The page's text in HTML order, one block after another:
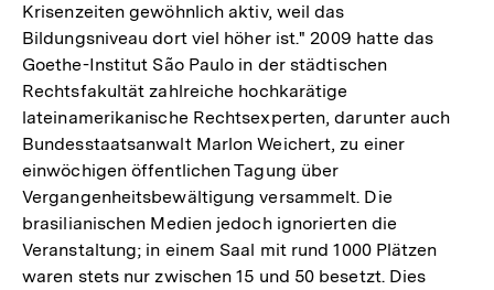
Krisenzeiten gewöhnlich aktiv, weil das
Bildungsniveau dort viel höher ist." 2009 hatte das
Goethe-Institut São Paulo in der städtischen
Rechtsfakultät zahlreiche hochkarätige
lateinamerikanische Rechtsexperten, darunter auch
Bundesstaatsanwalt Marlon Weichert, zu einer
einwöchigen öffentlichen Tagung über
Vergangenheitsbewältigung versammelt. Die
brasilianischen Medien jedoch ignorierten die
Veranstaltung; in einem Saal mit rund 1000 Plätzen
waren stets nur zwischen 15 und 50 besetzt. Dies